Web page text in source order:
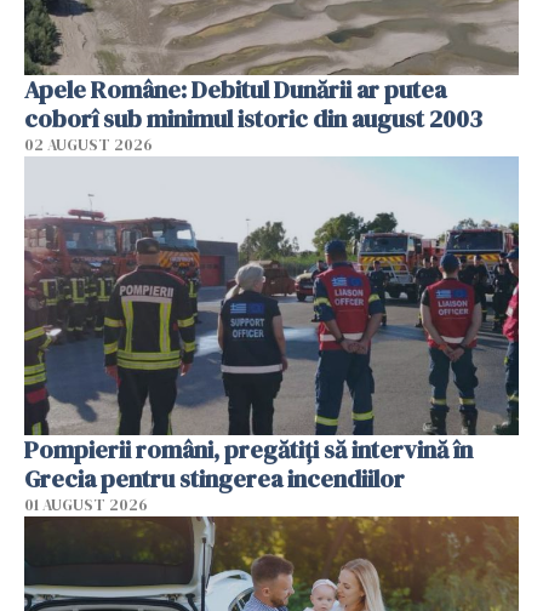
Apele Române: Debitul Dunării ar putea
coborî sub minimul istoric din august 2003
02 AUGUST 2026
Pompierii români, pregătiţi să intervină în
Grecia pentru stingerea incendiilor
01 AUGUST 2026